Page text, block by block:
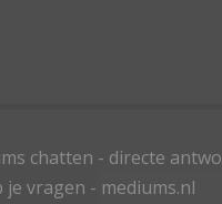
chatten - directe
vragen - mediums.nl